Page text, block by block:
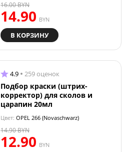
14.90 BYN
16.00BYN
В КОРЗИНУ
4.9 259 оценок
Подбор краски (штрих-
корректор) для сколов и
царапин 20мл
Цвет: OPEL 266 (Novaschwarz)
12.90 BYN
14.90BYN